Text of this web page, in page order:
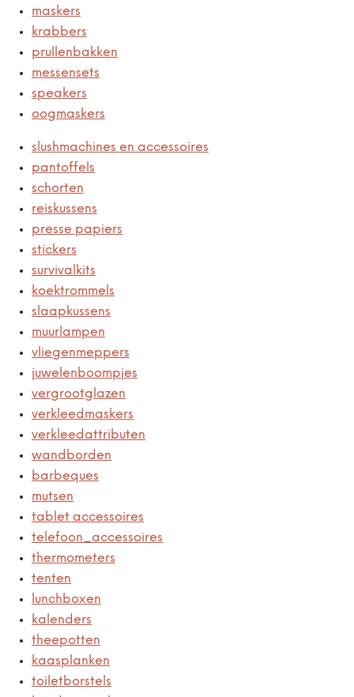
maskers
krabbers
prullenbakken
messensets
speakers
oogmaskers
slushmachines en accessoires
pantoffels
schorten
reiskussens
presse papiers
stickers
survivalkits
koektrommels
slaapkussens
muurlampen
vliegenmeppers
juwelenboompjes
vergrootglazen
verkleedmaskers
verkleedattributen
wandborden
barbeques
mutsen
tablet accessoires
telefoon_accessoires
thermometers
tenten
lunchboxen
kalenders
theepotten
kaasplanken
toiletborstels